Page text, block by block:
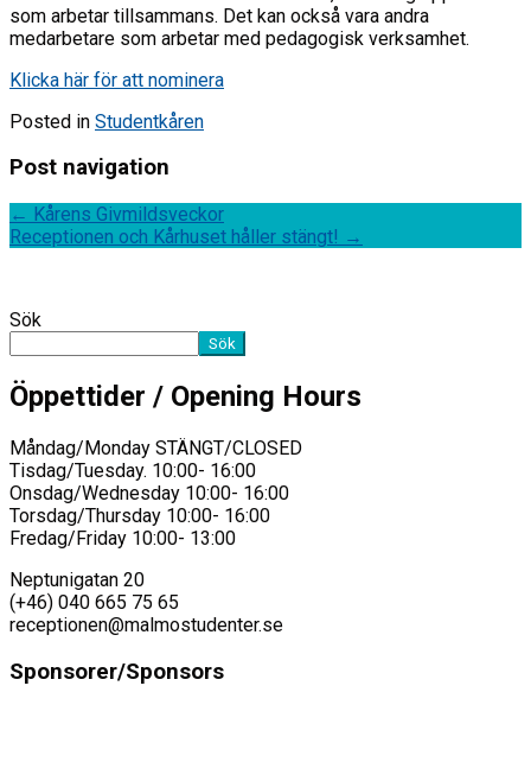
som arbetar tillsammans. Det kan också vara andra
medarbetare som arbetar med pedagogisk verksamhet.
Klicka här för att nominera
Posted in Studentkåren
Post navigation
← Kårens Givmildsveckor
Receptionen och Kårhuset håller stängt! →
Sök
Sök
Öppettider / Opening Hours
Måndag/Monday STÄNGT/CLOSED
Tisdag/Tuesday. 10:00- 16:00
Onsdag/Wednesday 10:00- 16:00
Torsdag/Thursday 10:00- 16:00
Fredag/Friday 10:00- 13:00
Neptunigatan 20
(+46) 040 665 75 65
receptionen@malmostudenter.se
Sponsorer/Sponsors